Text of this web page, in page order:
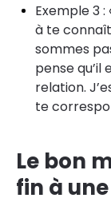
Exemple 3
à te
sommes
pense
relation.
te
Le bon
fin à